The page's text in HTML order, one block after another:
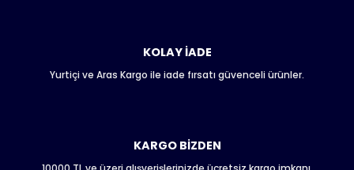
Ürün resmi kalitesiz, bozuk veya görüntülenemiyor.
Ürün fiyatı diğer sitelerden daha pahalı.
Bu ürüne benzer farklı alternatifler olmalı.
KOLAY İADE
Yurtiçi ve Aras Kargo ile iade fırsatı güvenceli ürünler.
KARGO BİZDEN